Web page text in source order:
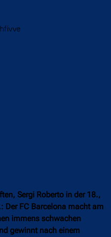
Sergi Roberto in der 18.,
Der FC Barcelona macht am
immens schwachen
gewinnt nach einem